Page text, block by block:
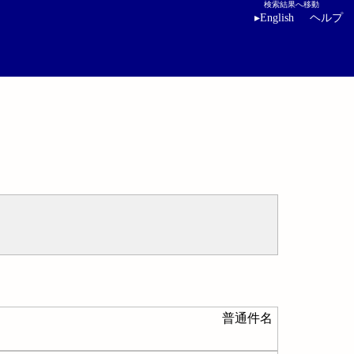
検索結果へ移動
▸English ヘルプ
普通件名